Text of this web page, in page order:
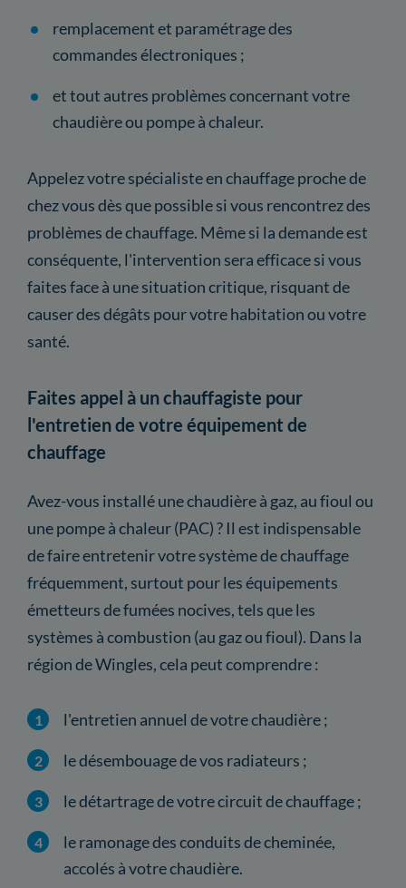
remplacement et paramétrage des
commandes électroniques ;
et tout autres problèmes concernant votre
chaudière ou pompe à chaleur.
Appelez votre spécialiste en chauffage proche de
chez vous dès que possible si vous rencontrez des
problèmes de chauffage. Même si la demande est
conséquente, l'intervention sera efficace si vous
faites face à une situation critique, risquant de
causer des dégâts pour votre habitation ou votre
santé.
Faites appel à un chauffagiste pour
l'entretien de votre équipement de
chauffage
Avez-vous installé une chaudière à gaz, au fioul ou
une pompe à chaleur (PAC) ? Il est indispensable
de faire entretenir votre système de chauffage
fréquemment, surtout pour les équipements
émetteurs de fumées nocives, tels que les
systèmes à combustion (au gaz ou fioul). Dans la
région de Wingles, cela peut comprendre :
l'entretien annuel de votre chaudière ;
le désembouage de vos radiateurs ;
le détartrage de votre circuit de chauffage ;
le ramonage des conduits de cheminée,
accolés à votre chaudière.